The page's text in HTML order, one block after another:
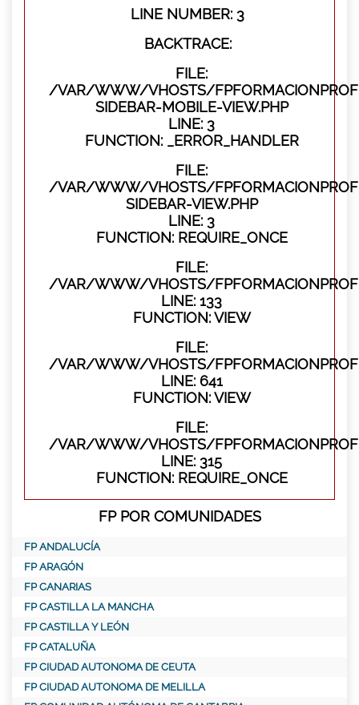
LINE NUMBER: 3
BACKTRACE:
FILE:
/VAR/WWW/VHOSTS/
SIDEBAR-MOBILE-VIEW.PHP
LINE: 3
FUNCTION: _ERROR_HANDLER
FILE:
/VAR/WWW/VHOSTS/
SIDEBAR-VIEW.PHP
LINE: 3
FUNCTION: REQUIRE_ONCE
FILE:
/VAR/WWW/VHOSTS/
LINE: 133
FUNCTION: VIEW
FILE:
/VAR/WWW/VHOSTS/
LINE: 641
FUNCTION: VIEW
FILE:
/VAR/WWW/VHOSTS/
LINE: 315
FUNCTION: REQUIRE_ONCE
FP POR COMUNIDADES
FP ANDALUCÍA
FP ARAGÓN
FP CANARIAS
FP CASTILLA LA MANCHA
FP CASTILLA Y LEÓN
FP CATALUÑA
FP CIUDAD AUTONOMA DE CEUTA
FP CIUDAD AUTONOMA DE MELILLA